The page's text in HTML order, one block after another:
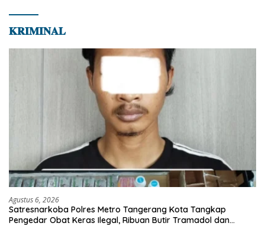
𝐊𝐑𝐈𝐌𝐈𝐍𝐀𝐋
Agustus 6, 2026
Satresnarkoba Polres Metro Tangerang Kota Tangkap
Pengedar Obat Keras Ilegal, Ribuan Butir Tramadol dan